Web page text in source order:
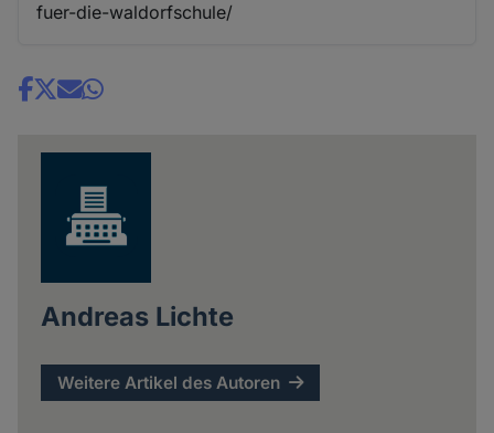
fuer-die-waldorfschule/
Share
Andreas Lichte
Weitere Artikel des Autoren